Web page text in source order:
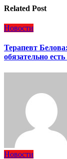
Related Post
Новости
Терапевт
обязательно
Новости